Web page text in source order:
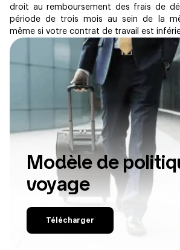
droit au remboursement des frais de
période de trois mois au sein de la
même si votre contrat de travail est
Modèle de
voyage
Télécharger